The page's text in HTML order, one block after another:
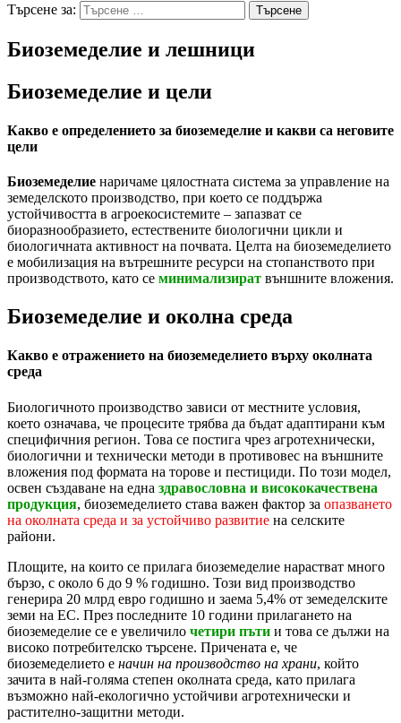
Търсене за:
Биоземеделие и лешници
Биоземеделие и цели
Какво е определението за биоземеделие и какви са неговите
цели
Биоземеделие наричаме цялостната система за управление на
земеделското производство, при което се поддържа
устойчивостта в агроекосистемите – запазват се
биоразнообразието, естествените биологични цикли и
биологичната активност на почвата. Целта на биоземеделието
е мобилизация на вътрешните ресурси на стопанството при
производството, като се минимализират външните вложения.
Биоземеделие и околна среда
Какво е отражението на биоземеделието върху околната
среда
Биологичното производство зависи от местните условия,
което означава, че процесите трябва да бъдат адаптирани към
специфичния регион. Това се постига чрез агротехнически,
биологични и технически методи в противовес на външните
вложения под формата на торове и пестициди. По този модел,
освен създаване на една здравословна и висококачествена
продукция, биоземеделието става важен фактор за опазването
на околната среда и за устойчиво развитие на селските
райони.
Площите, на които се прилага биоземеделие нарастват много
бързо, с около 6 до 9 % годишно. Този вид производство
генерира 20 млрд евро годишно и заема 5,4% от земеделските
земи на ЕС. През последните 10 години прилагането на
биоземеделие се е увеличило четири пъти и това се дължи на
високо потребителско търсене. Причената е, че
биоземеделието е начин на производство на храни, който
зачита в най-голяма степен околната среда, като прилага
възможно най-екологично устойчиви агротехнически и
растително-защитни методи.